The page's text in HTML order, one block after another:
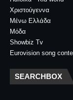
Χριστούγεννα
Μένω Ελλάδα
Μόδα
Showbiz Tv
Eurovision song
SEARCHBOX